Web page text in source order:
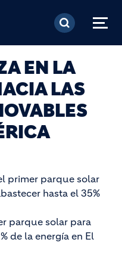
al contenido
EN LA
LAS
primer parque solar
hasta el 35%
parque solar para
de la energía en El